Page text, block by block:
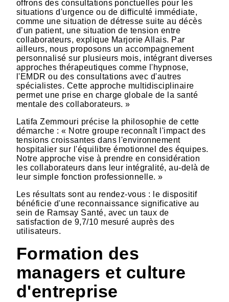
offrons des consultations ponctuelles pour les
situations d'urgence ou de difficulté immédiate,
comme une situation de détresse suite au décès
d’un patient, une situation de tension entre
collaborateurs, explique Marjorie Allais. Par
ailleurs, nous proposons un accompagnement
personnalisé sur plusieurs mois, intégrant diverses
approches thérapeutiques comme l'hypnose,
l'EMDR ou des consultations avec d'autres
spécialistes. Cette approche multidisciplinaire
permet une prise en charge globale de la santé
mentale des collaborateurs. »
Latifa Zemmouri précise la philosophie de cette
démarche : « Notre groupe reconnaît l'impact des
tensions croissantes dans l'environnement
hospitalier sur l'équilibre émotionnel des équipes.
Notre approche vise à prendre en considération
les collaborateurs dans leur intégralité, au-delà de
leur simple fonction professionnelle. »
Les résultats sont au rendez-vous : le dispositif
bénéficie d'une reconnaissance significative au
sein de Ramsay Santé, avec un taux de
satisfaction de 9,7/10 mesuré auprès des
utilisateurs.
Formation des
managers et culture
d'entreprise